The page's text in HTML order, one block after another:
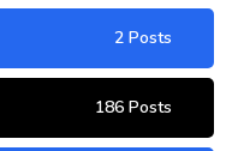
2 Posts
186 Posts